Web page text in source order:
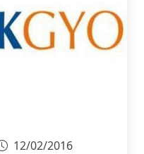
12/02/2016